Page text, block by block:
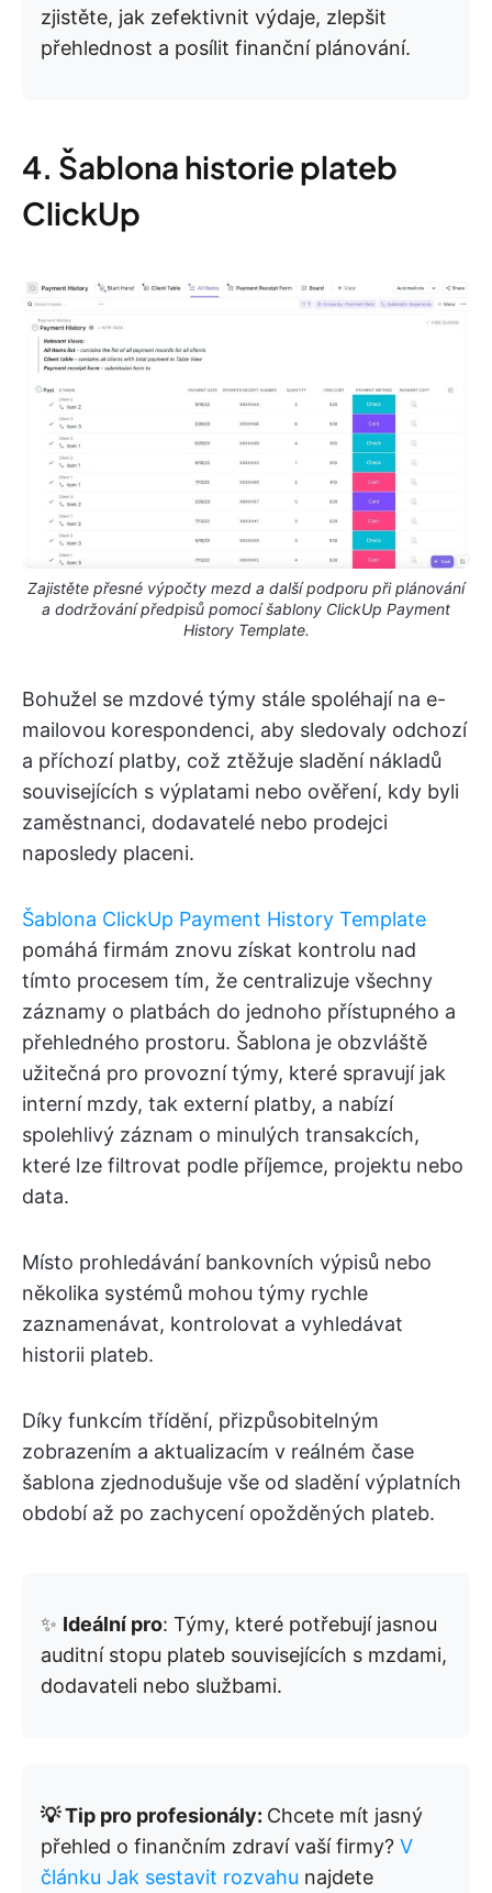
zjistěte, jak zefektivnit výdaje, zlepšit
přehlednost a posílit finanční plánování.
4. Šablona historie plateb
ClickUp
Zajistěte přesné výpočty mezd a další podporu při plánování
a dodržování předpisů pomocí šablony ClickUp Payment
History Template.
Bohužel se mzdové týmy stále spoléhají na e-
mailovou korespondenci, aby sledovaly odchozí
a příchozí platby, což ztěžuje sladění nákladů
souvisejících s výplatami nebo ověření, kdy byli
zaměstnanci, dodavatelé nebo prodejci
naposledy placeni.
Šablona ClickUp Payment History Template
pomáhá firmám znovu získat kontrolu nad
tímto procesem tím, že centralizuje všechny
záznamy o platbách do jednoho přístupného a
přehledného prostoru. Šablona je obzvláště
užitečná pro provozní týmy, které spravují jak
interní mzdy, tak externí platby, a nabízí
spolehlivý záznam o minulých transakcích,
které lze filtrovat podle příjemce, projektu nebo
data.
Místo prohledávání bankovních výpisů nebo
několika systémů mohou týmy rychle
zaznamenávat, kontrolovat a vyhledávat
historii plateb.
Díky funkcím třídění, přizpůsobitelným
zobrazením a aktualizacím v reálném čase
šablona zjednodušuje vše od sladění výplatních
období až po zachycení opožděných plateb.
✨ Ideální pro: Týmy, které potřebují jasnou
auditní stopu plateb souvisejících s mzdami,
dodavateli nebo službami.
💡 Tip pro profesionály: Chcete mít jasný
přehled o finančním zdraví vaší firmy? V
článku Jak sestavit rozvahu najdete